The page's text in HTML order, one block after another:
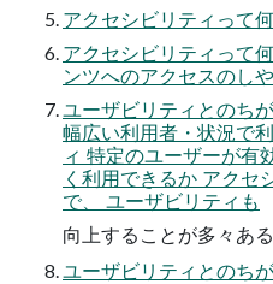
アクセシビリティって
アクセシビリティって
ンツへのアクセスのし
ユーザビリティとのち
幅広い利用者・状況で
ィ 特定のユーザーが有
く利用できるか アクセ
で、 ユーザビリティも
向上することが多々ある
ユーザビリティとのち